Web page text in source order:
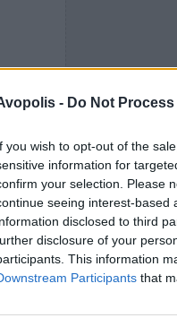
- Do Not
you wish to opt-out of the
information for
your selection. Please
seeing interest-based
disclosed to third
disclosure of your
This information
Participants that
Οι στίχοι, η
στον Φίλο